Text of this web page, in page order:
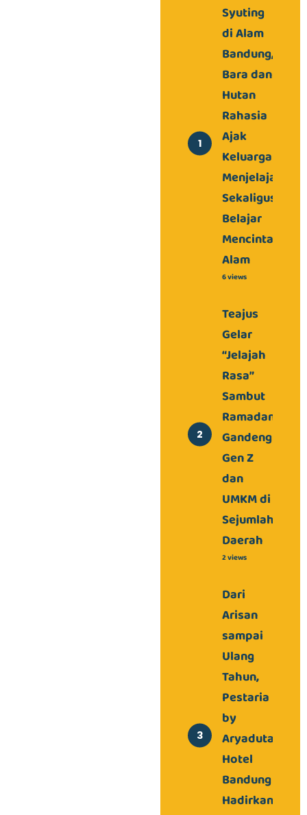
Syuting
di Alam
Bandung,
Bara dan
Hutan
Rahasia
Ajak
Keluarga
Menjelajah
Sekaligus
Belajar
Mencintai
Alam
6 views
Teajus
Gelar
“Jelajah
Rasa”
Sambut
Ramadan,
Gandeng
Gen Z
dan
UMKM di
Sejumlah
Daerah
2 views
Dari
Arisan
sampai
Ulang
Tahun,
Pestaria
by
Aryaduta
Hotel
Bandung
Hadirkan